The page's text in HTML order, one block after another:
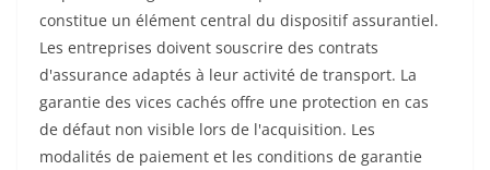
constitue un élément central du dispositif assurantiel.
Les entreprises doivent souscrire des contrats
d'assurance adaptés à leur activité de transport. La
garantie des vices cachés offre une protection en cas
de défaut non visible lors de l'acquisition. Les
modalités de paiement et les conditions de garantie